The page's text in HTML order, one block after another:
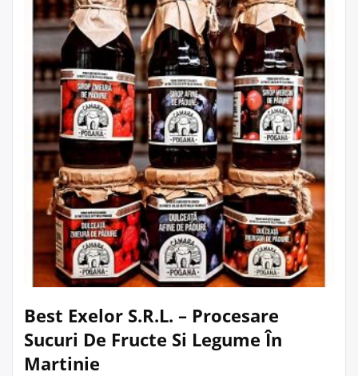
Best Exelor S.R.L. – Procesare
Sucuri De Fructe Si Legume În
Martinie